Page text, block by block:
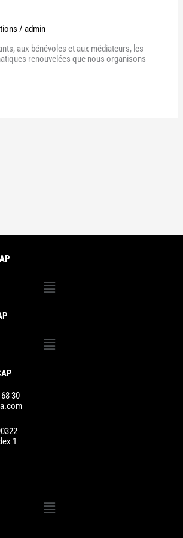
/admin
aux bénévoles et aux médiateurs, les
renouvelées que nous organisons
Menu
Menu
30
1
Menu